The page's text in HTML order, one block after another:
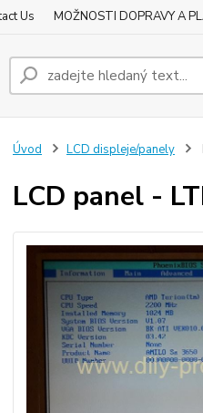
Us MOŽNOSTI DOPRAVY A
Úvod LCD displeje/panely
LCD panel -